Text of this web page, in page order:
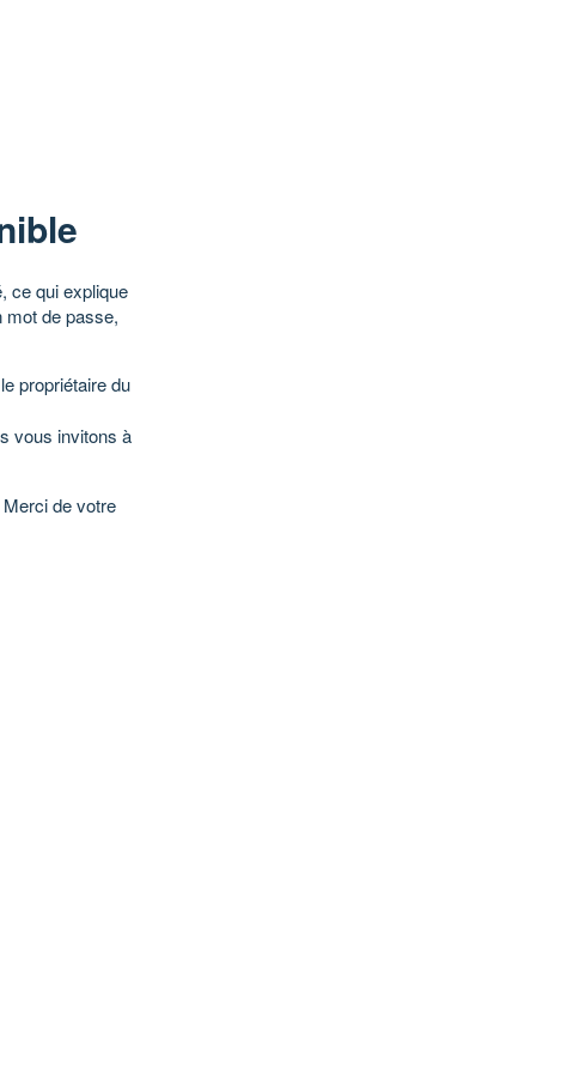
ce qui explique
mot de passe,
propriétaire du
vous invitons à
de votre